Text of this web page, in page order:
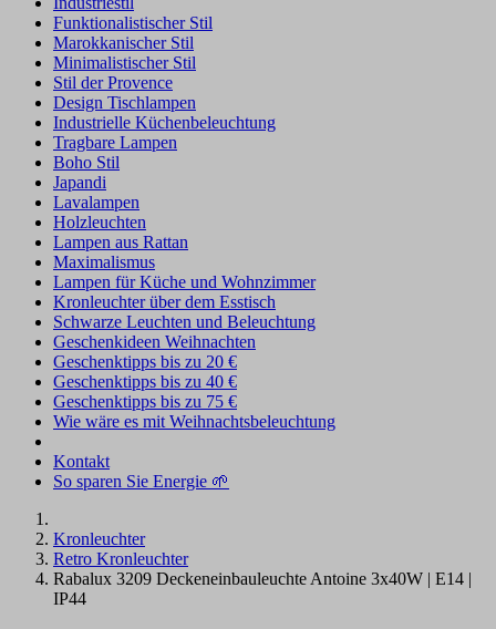
Funktionalistischer Stil
Marokkanischer Stil
Minimalistischer Stil
Stil der Provence
Design Tischlampen
Industrielle Küchenbeleuchtung
Tragbare Lampen
Boho Stil
Japandi
Lavalampen
Holzleuchten
Lampen aus Rattan
Maximalismus
Lampen für Küche und Wohnzimmer
Kronleuchter über dem Esstisch
Schwarze Leuchten und Beleuchtung
Geschenkideen Weihnachten
Geschenktipps bis zu 20 €
Geschenktipps bis zu 40 €
Geschenktipps bis zu 75 €
Wie wäre es mit Weihnachtsbeleuchtung
Kontakt
So sparen Sie Energie 🌱
Kronleuchter
Retro Kronleuchter
Rabalux 3209 Deckeneinbauleuchte Antoine 3x40W | E14 |
IP44